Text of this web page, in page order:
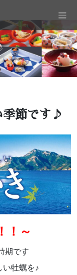
季節です♪
！～
期です
い牡蠣を♪